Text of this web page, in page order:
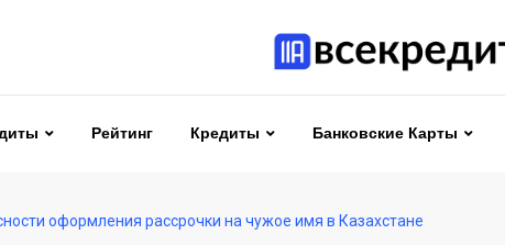
Рейтинг Кредиты Банковские Карты
оформления рассрочки на чужое имя в Казахстане